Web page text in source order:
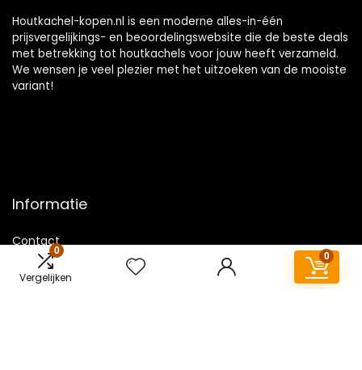
0
Vergelijken
0
Houtkachel-kopen.nl is een moderne alles-in-één
prijsvergelijkings- en beoordelingswebsite die de beste deals
met betrekking tot houtkachels voor jouw heeft verzameld.
We wensen je veel plezier met het uitzoeken van de mooiste
variant!
Informatie
Contact
Klantenservice
Over ons